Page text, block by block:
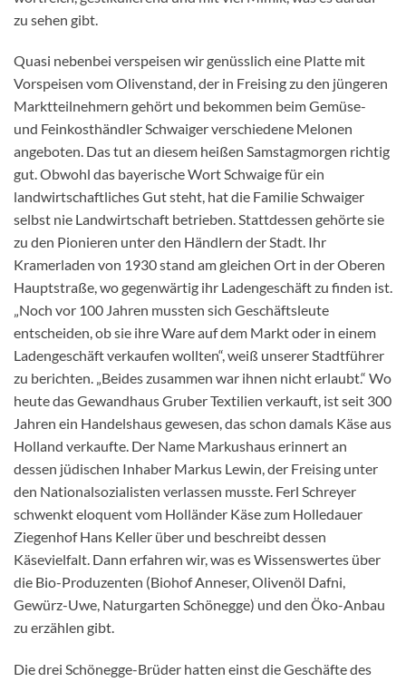
zu sehen gibt.
Quasi nebenbei verspeisen wir genüsslich eine Platte mit
Vorspeisen vom Olivenstand, der in Freising zu den jüngeren
Marktteilnehmern gehört und bekommen beim Gemüse-
und Feinkosthändler Schwaiger verschiedene Melonen
angeboten. Das tut an diesem heißen Samstagmorgen richtig
gut. Obwohl das bayerische Wort Schwaige für ein
landwirtschaftliches Gut steht, hat die Familie Schwaiger
selbst nie Landwirtschaft betrieben. Stattdessen gehörte sie
zu den Pionieren unter den Händlern der Stadt. Ihr
Kramerladen von 1930 stand am gleichen Ort in der Oberen
Hauptstraße, wo gegenwärtig ihr Ladengeschäft zu finden ist.
„Noch vor 100 Jahren mussten sich Geschäftsleute
entscheiden, ob sie ihre Ware auf dem Markt oder in einem
Ladengeschäft verkaufen wollten“, weiß unserer Stadtführer
zu berichten. „Beides zusammen war ihnen nicht erlaubt.“ Wo
heute das Gewandhaus Gruber Textilien verkauft, ist seit 300
Jahren ein Handelshaus gewesen, das schon damals Käse aus
Holland verkaufte. Der Name Markushaus erinnert an
dessen jüdischen Inhaber Markus Lewin, der Freising unter
den Nationalsozialisten verlassen musste. Ferl Schreyer
schwenkt eloquent vom Holländer Käse zum Holledauer
Ziegenhof Hans Keller über und beschreibt dessen
Käsevielfalt. Dann erfahren wir, was es Wissenswertes über
die Bio-Produzenten (Biohof Anneser, Olivenöl Dafni,
Gewürz-Uwe, Naturgarten Schönegge) und den Öko-Anbau
zu erzählen gibt.
Die drei Schönegge-Brüder hatten einst die Geschäfte des